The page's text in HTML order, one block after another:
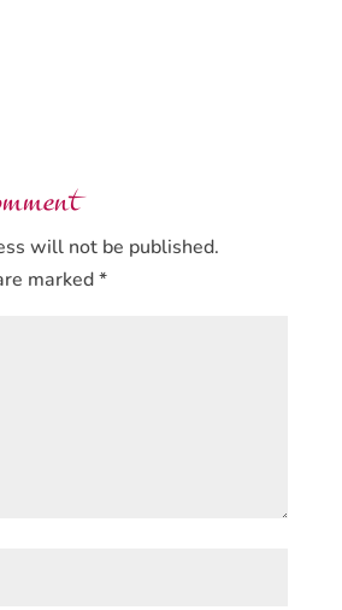
will not be published.
marked*